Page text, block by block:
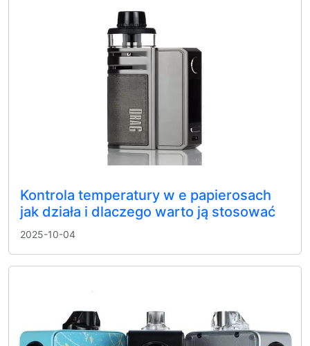
Kontrola temperatury w e papierosach
jak działa i dlaczego warto ją stosować
2025-10-04